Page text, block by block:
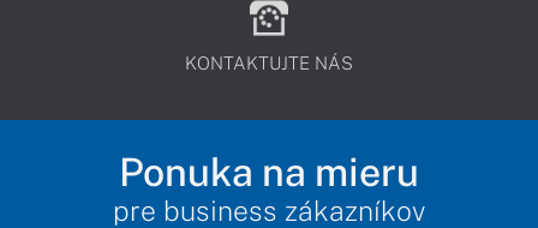
KONTAKTUJTE NÁS
Ponuka na mieru
pre business zákazníkov